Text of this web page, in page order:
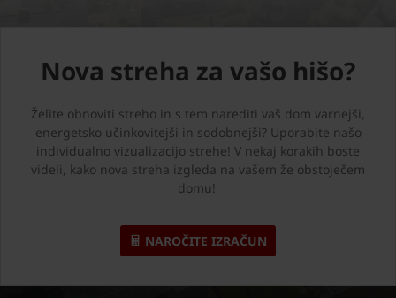
Nova streha za vašo hišo?
Želite obnoviti streho in s tem narediti vaš dom varnejši,
energetsko učinkovitejši in sodobnejši? Uporabite našo
individualno vizualizacijo strehe! V nekaj korakih boste
videli, kako nova streha izgleda na vašem že obstoječem
domu!
NAROČITE IZRAČUN